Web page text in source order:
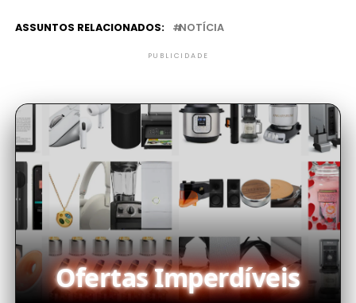
ASSUNTOS RELACIONADOS: NOTÍCIA
PUBLICIDADE
Ofertas Imperdíveis